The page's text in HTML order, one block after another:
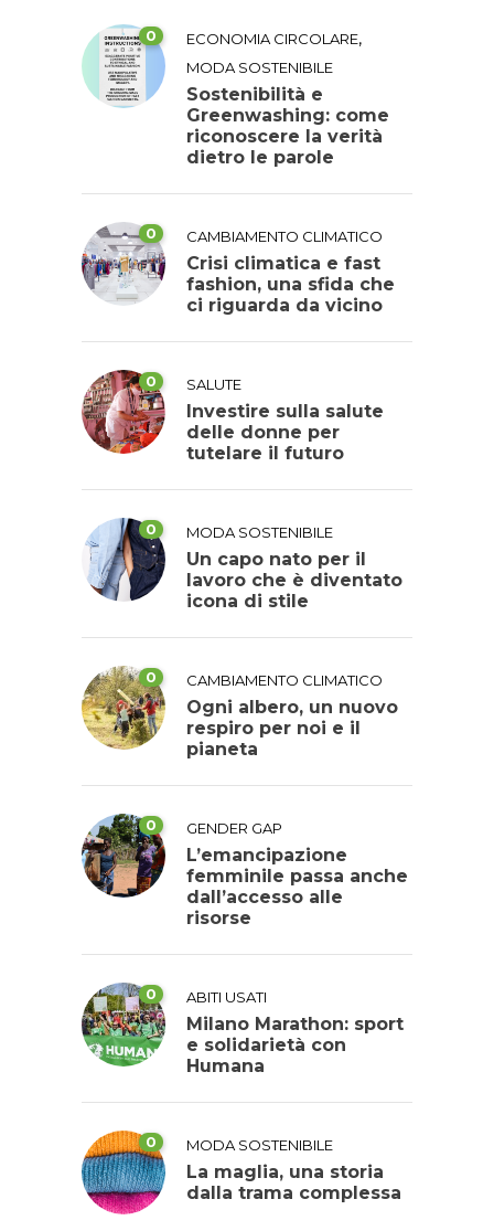
0 ECONOMIA CIRCOLARE,
MODA SOSTENIBILE
Sostenibilità e
Greenwashing: come
riconoscere la verità
dietro le parole
0 CAMBIAMENTO CLIMATICO
Crisi climatica e fast
fashion, una sfida che
ci riguarda da vicino
0 SALUTE
Investire sulla salute
delle donne per
tutelare il futuro
0 MODA SOSTENIBILE
Un capo nato per il
lavoro che è diventato
icona di stile
0 CAMBIAMENTO CLIMATICO
Ogni albero, un nuovo
respiro per noi e il
pianeta
0 GENDER GAP
L’emancipazione
femminile passa anche
dall’accesso alle
risorse
0 ABITI USATI
Milano Marathon: sport
e solidarietà con
Humana
0 MODA SOSTENIBILE
La maglia, una storia
dalla trama complessa